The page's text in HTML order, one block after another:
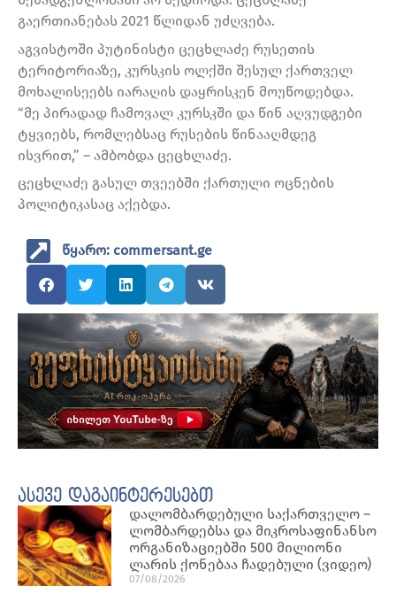
გაერთიანებას 2021 წლიდან უძღვება.
აგვისტოში პუტინისტი ცეცხლაძე რუსეთის
ტერიტორიაზე, კურსკის ოლქში შესულ ქართველ
მოხალისეებს იარაღის დაყრისკენ მოუწოდებდა.
“მე პირადად ჩამოვალ კურსკში და წინ აღვუდგები
ტყვიებს, რომლებსაც რუსების წინააღმდეგ
ისვრით,” – ამბობდა ცეცხლაძე.
ცეცხლაძე გასულ თვეებში ქართული ოცნების
პოლიტიკასაც აქებდა.
წყარო: commersant.ge
ასევე დაგაინტერესებთ
დალომბარდებული საქართველო –
ლომბარდებსა და მიკროსაფინანსო
ორგანიზაციებში 500 მილიონი
ლარის ქონებაა ჩადებული (ვიდეო)
07/08/2026